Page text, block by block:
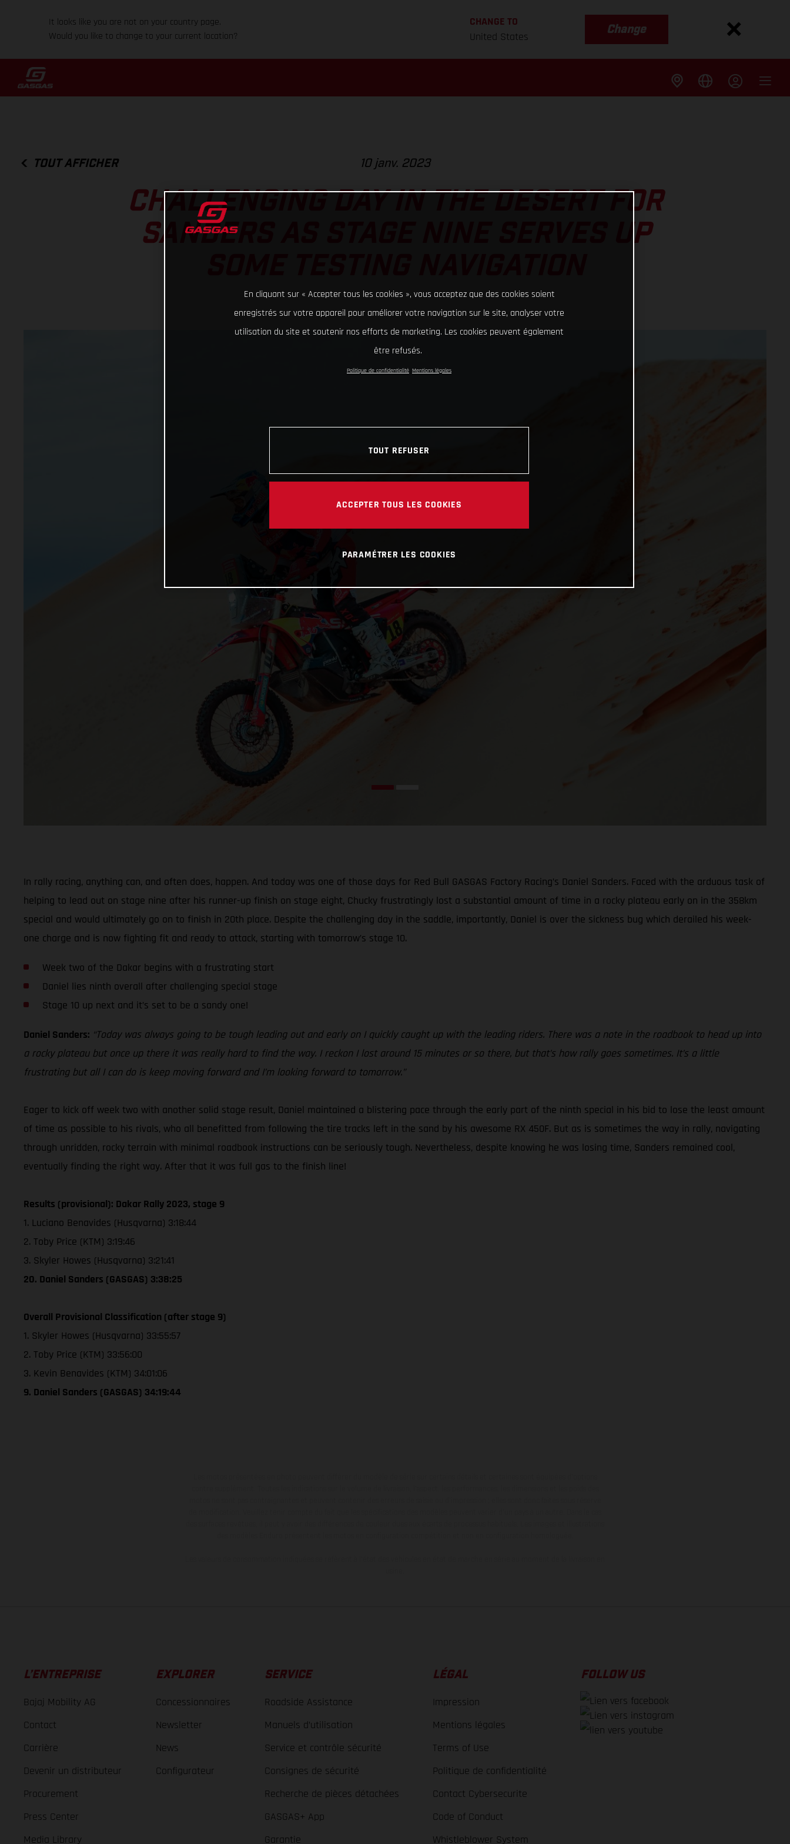
It looks like you are not on your country page.
Would you like to change to your current location?
CHANGE TO
United States
Change
TOUT AFFICHER 10 janv. 2023
CHALLENGING DAY IN THE DESERT FOR
SANDERS AS STAGE NINE SERVES UP
In rally racing, anything can, and often does, happen. And today was one of those days for Red Bull GASGAS Factory Racing’s Daniel Sanders. Faced with the arduous task of
helping to lead out on stage nine after his runner-up finish on stage eight, Chucky frustratingly lost a substantial amount of time in a rocky plateau early on in the 358km
special and would ultimately go on to finish in 20th place. Despite the challenging day in the saddle, importantly, Daniel is over the sickness bug which derailed his week-
one charge and is now fighting fit and ready to attack, starting with tomorrow’s stage 10.
Week two of the Dakar begins with a frustrating start
Daniel lies ninth overall after challenging special stage
Stage 10 up next and it’s set to be a sandy one!
Daniel Sanders: “Today was always going to be tough leading out and early on I quickly caught up with the leading riders. There was a note in the roadbook to head up into
a rocky plateau but once up there it was really hard to find the way. I reckon I lost around 15 minutes or so there, but that’s how rally goes sometimes. It’s a little
frustrating but all I can do is keep moving forward and I’m looking forward to tomorrow.”
Eager to kick off week two with another solid stage result, Daniel maintained a blistering pace through the early part of the ninth special in his bid to lose the least amount
of time as possible to his rivals, who all benefitted from following the tire tracks left in the sand by his awesome RX 450F. But as is sometimes the way in rally, navigating
through unridden, rocky terrain with minimal roadbook instructions can be seriously tough. Nevertheless, despite knowing he was losing time, Sanders remained cool,
eventually finding the right way. After that it was full gas to the finish line!
Results (provisional): Dakar Rally 2023, stage 9
1. Luciano Benavides (Husqvarna) 3:18:44
2. Toby Price (KTM) 3:19:46
3. Skyler Howes (Husqvarna) 3:21:41
20. Daniel Sanders (GASGAS) 3:38:25
Overall Provisional Classification (after stage 9)
1. Skyler Howes (Husqvarna) 33:55:57
2. Toby Price (KTM) 33:56:00
3. Kevin Benavides (KTM) 34:01:06
9. Daniel Sanders (GASGAS) 34:19:44
L’ENTREPRISE
Bajaj Mobility AG
Contact
Carrière
Devenir un distributeur
Procurement
Press Center
Media Library
EXPLORER
Concessionnaires
Newsletter
News
Configurateur
SERVICE
Roadside Assistance
Manuels d’utilisation
Service et contrôle sécurité
Consignes de sécurité
Recherche de pièces détachées
GASGAS+ App
Garantie
LÉGAL
Impression
Mentions légales
Terms of Use
Politique de confidentialité
Contact Cybersecurite
Code of Conduct
Whistleblower System
FOLLOW US
En cliquant sur « Accepter tous les cookies », vous acceptez que des cookies soient
enregistrés sur votre appareil pour améliorer votre navigation sur le site, analyser votre
utilisation du site et soutenir nos efforts de marketing. Les cookies peuvent également
être refusés.
Politique de confidentialité Mentions légales
TOUT REFUSER
ACCEPTER TOUS LES COOKIES
PARAMÉTRER LES COOKIES